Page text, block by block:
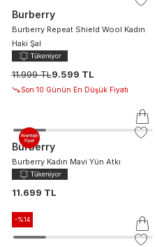
Burberry
Burberry Repeat Shield Wool Kadın
Haki Şal
11.999 TL9.599 TL
Son 10 Günün En Düşük Fiyatı
Burberry
Burberry Kadın Mavi Yün Atkı
11.699 TL
-%14